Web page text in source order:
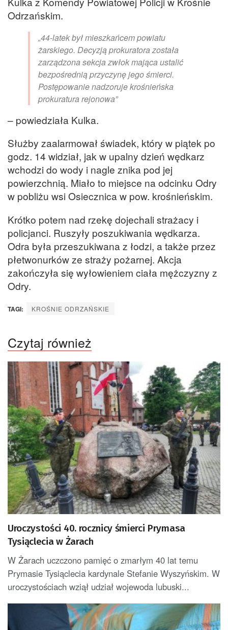
Odrzańskim.
„44-latek był mieszkańcem powiatu
żarskiego. Decyzją prokuratora została
zarządzona sekcja zwłok mająca ustalić
bezpośrednią przyczynę jego śmierci.
Postępowanie nadzoruje krośnieńska
prokuratura rejonowa”
– powiedziała Kulka.
Służby zaalarmował świadek, który w piątek po
godz. 14 widział, jak w upalny dzień wędkarz
wchodzi do wody i nagle znika pod jej
powierzchnią. Miało to miejsce na odcinku Odry
w pobliżu wsi Osiecznica w pow. krośnieńskim.
Krótko potem nad rzekę dojechali strażacy i
policjanci. Ruszyły poszukiwania wędkarza.
Odra była przeszukiwana z łodzi, a także przez
płetwonurków ze straży pożarnej. Akcja
zakończyła się wyłowieniem ciała mężczyzny z
Odry.
TAGI: KROŚNIE ODRZAŃSKIE
Czytaj również
Uroczystości 40. rocznicy śmierci Prymasa
Tysiąclecia w Żarach
W Żarach uczczono pamięć o zmarłym 40 lat temu
Prymasie Tysiąclecia kardynale Stefanie Wyszyńskim. W
uroczystościach wziął udział wojewoda lubuski...